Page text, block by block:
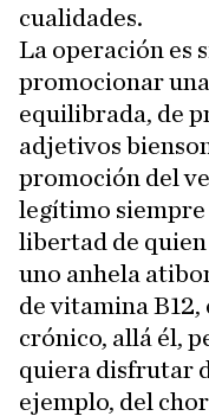
cualidades.
La operación es
promocionar
equilibrada, de
adjetivos
promoción del
legítimo siempre
libertad de
uno anhela
de vitamina
crónico, allá él,
quiera disfrutar
ejemplo, del